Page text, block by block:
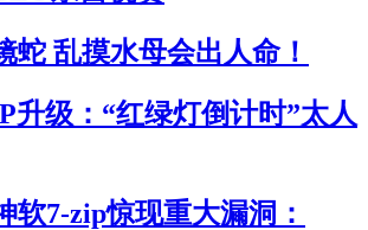
蛇 乱摸水母会出人命！
升级：“红绿灯倒计时”太人
软7-zip惊现重大漏洞：